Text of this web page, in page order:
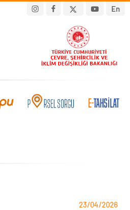
En
23/04/2026